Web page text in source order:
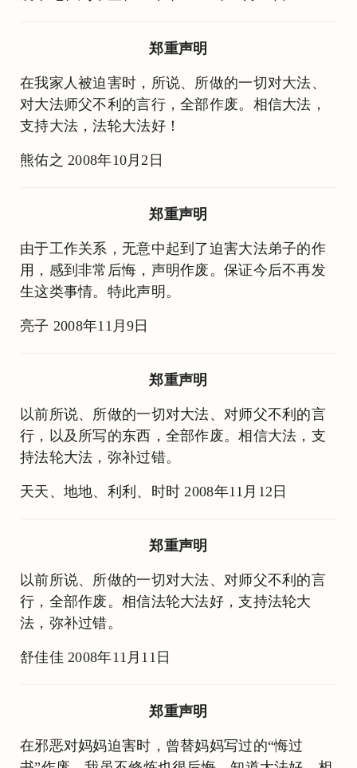
郑重声明
在我家人被迫害时，所说、所做的一切对大法、
对大法师父不利的言行，全部作废。相信大法，
支持大法，法轮大法好！
熊佑之 2008年10月2日
郑重声明
由于工作关系，无意中起到了迫害大法弟子的作
用，感到非常后悔，声明作废。保证今后不再发
生这类事情。特此声明。
亮子 2008年11月9日
郑重声明
以前所说、所做的一切对大法、对师父不利的言
行，以及所写的东西，全部作废。相信大法，支
持法轮大法，弥补过错。
天天、地地、利利、时时 2008年11月12日
郑重声明
以前所说、所做的一切对大法、对师父不利的言
行，全部作废。相信法轮大法好，支持法轮大
法，弥补过错。
舒佳佳 2008年11月11日
郑重声明
在邪恶对妈妈迫害时，曾替妈妈写过的“悔过